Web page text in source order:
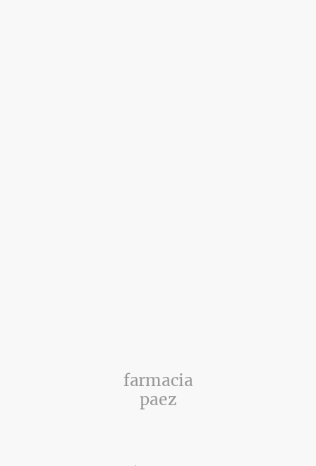
farmacia
paez